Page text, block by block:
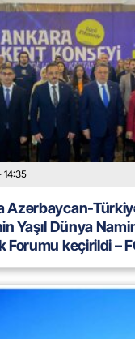
14:35
Azərbaycan-
Yaşıl Dünya
Forumu keçirildi –